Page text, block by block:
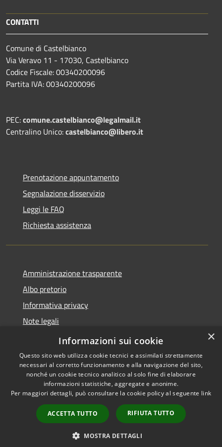
CONTATTI
Comune di Castelbianco
Via Veravo 11 - 17030, Castelbianco
Codice Fiscale: 00340200096
Partita IVA: 00340200096
PEC:comune.castelbianco@legalmail.it
Centralino Unico:castelbianco@libero.it
Prenotazione appuntamento
Segnalazione disservizio
Leggi le FAQ
Richiesta assistenza
Amministrazione trasparente
Albo pretorio
Informativa privacy
Note legali
Dichiarazione di accessibilità
Accessibilità
Copyright © 2026 • Comune di
Castelbianco • Powered by
Municipium•
Accesso
redazione
×
Informazioni sui cookie
Questo sito web utilizza cookie tecnici e assimilati strettamente
necessari al corretto funzionamento e alla navigazione del sito,
nonché un cookie tecnico analitico al solo fine di elaborare
informazioni statistiche, aggregate e anonime.
Per maggiori dettagli, può consultare la cookie policy al seguente link
ACCETTA TUTTO RIFIUTA TUTTO
MOSTRA DETTAGLI